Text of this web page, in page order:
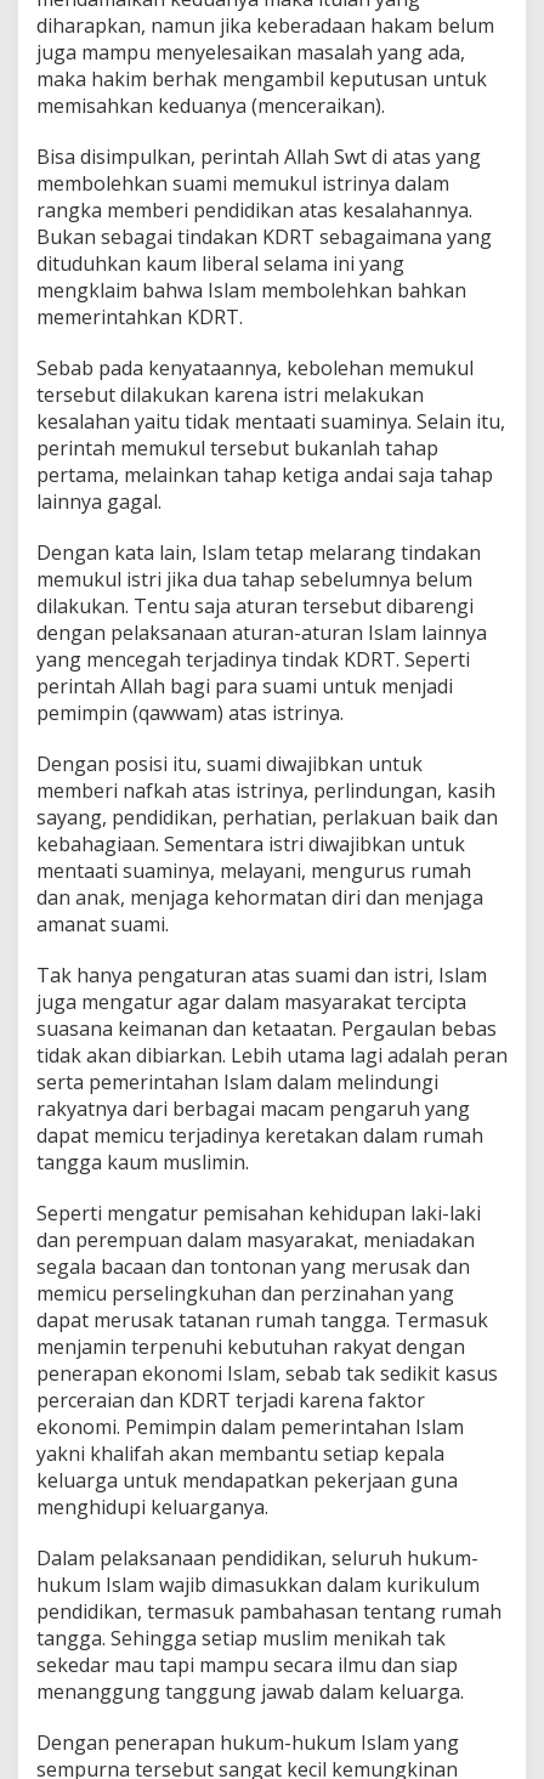
diharapkan, namun jika keberadaan hakam belum
juga mampu menyelesaikan masalah yang ada,
maka hakim berhak mengambil keputusan untuk
memisahkan keduanya (menceraikan).
Bisa disimpulkan, perintah Allah Swt di atas yang
membolehkan suami memukul istrinya dalam
rangka memberi pendidikan atas kesalahannya.
Bukan sebagai tindakan KDRT sebagaimana yang
dituduhkan kaum liberal selama ini yang
mengklaim bahwa Islam membolehkan bahkan
memerintahkan KDRT.
Sebab pada kenyataannya, kebolehan memukul
tersebut dilakukan karena istri melakukan
kesalahan yaitu tidak mentaati suaminya. Selain itu,
perintah memukul tersebut bukanlah tahap
pertama, melainkan tahap ketiga andai saja tahap
lainnya gagal.
Dengan kata lain, Islam tetap melarang tindakan
memukul istri jika dua tahap sebelumnya belum
dilakukan. Tentu saja aturan tersebut dibarengi
dengan pelaksanaan aturan-aturan Islam lainnya
yang mencegah terjadinya tindak KDRT. Seperti
perintah Allah bagi para suami untuk menjadi
pemimpin (qawwam) atas istrinya.
Dengan posisi itu, suami diwajibkan untuk
memberi nafkah atas istrinya, perlindungan, kasih
sayang, pendidikan, perhatian, perlakuan baik dan
kebahagiaan. Sementara istri diwajibkan untuk
mentaati suaminya, melayani, mengurus rumah
dan anak, menjaga kehormatan diri dan menjaga
amanat suami.
Tak hanya pengaturan atas suami dan istri, Islam
juga mengatur agar dalam masyarakat tercipta
suasana keimanan dan ketaatan. Pergaulan bebas
tidak akan dibiarkan. Lebih utama lagi adalah peran
serta pemerintahan Islam dalam melindungi
rakyatnya dari berbagai macam pengaruh yang
dapat memicu terjadinya keretakan dalam rumah
tangga kaum muslimin.
Seperti mengatur pemisahan kehidupan laki-laki
dan perempuan dalam masyarakat, meniadakan
segala bacaan dan tontonan yang merusak dan
memicu perselingkuhan dan perzinahan yang
dapat merusak tatanan rumah tangga. Termasuk
menjamin terpenuhi kebutuhan rakyat dengan
penerapan ekonomi Islam, sebab tak sedikit kasus
perceraian dan KDRT terjadi karena faktor
ekonomi. Pemimpin dalam pemerintahan Islam
yakni khalifah akan membantu setiap kepala
keluarga untuk mendapatkan pekerjaan guna
menghidupi keluarganya.
Dalam pelaksanaan pendidikan, seluruh hukum-
hukum Islam wajib dimasukkan dalam kurikulum
pendidikan, termasuk pambahasan tentang rumah
tangga. Sehingga setiap muslim menikah tak
sekedar mau tapi mampu secara ilmu dan siap
menanggung tanggung jawab dalam keluarga.
Dengan penerapan hukum-hukum Islam yang
sempurna tersebut sangat kecil kemungkinan